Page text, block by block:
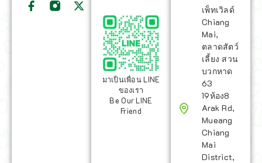
มาเป็นเพื่อน LINE
ของเรา
Be Our LINE
Friend
เพ็ทเวิลด์
Chiang
Mai,
ตลาดสัตว์
เลี้ยง สวน
บวกหาด
63
19ห้อง8
Arak Rd,
Mueang
Chiang
Mai
District,